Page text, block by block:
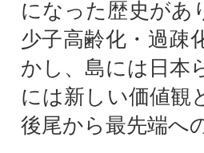
になった歴史があ
少子高齢化・過疎
かし、島には日本
には新しい価値観
後尾から最先端へ